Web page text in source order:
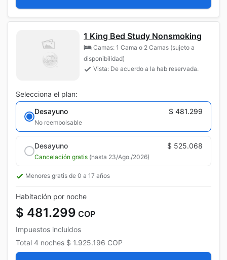
1 King Bed Study Nonsmoking
Camas: 1 Cama o 2 Camas (sujeto a
disponibilidad)
Vista: De acuerdo a la hab reservada.
Selecciona el plan:
Desayuno
$ 481.299
No reembolsable
Desayuno $ 525.068
Cancelación gratis (hasta 23/Ago./2026)
Menores gratis de 0 a 17 años
Habitación por noche
$ 481.299 COP
Impuestos incluidos
Total 4 noches $ 1.925.196 COP